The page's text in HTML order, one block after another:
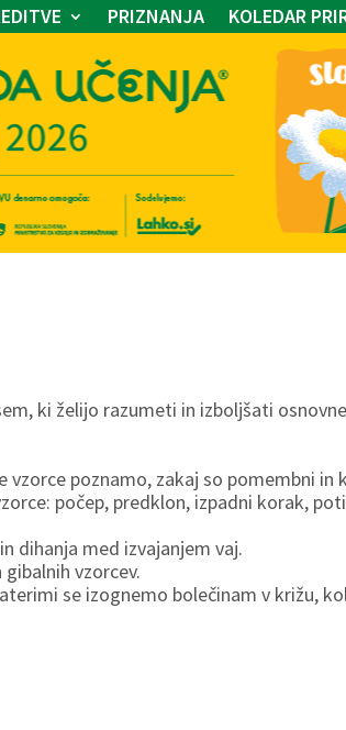
PRIZNANJA KOLEDAR
ki želijo razumeti in izboljšati
poznamo, zakaj so pomembni in
počep, predklon, izpadni korak,
dihanja med izvajanjem vaj.
vzorcev.
se izognemo bolečinam v križu,